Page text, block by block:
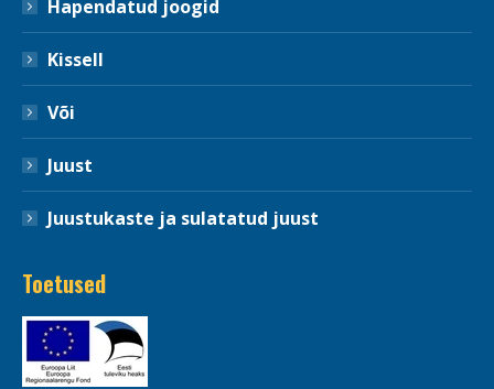
Hapendatud joogid
Kissell
Või
Juust
Juustukaste ja sulatatud juust
Toetused